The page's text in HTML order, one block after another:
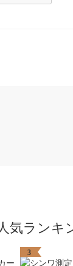
気ランキ
3